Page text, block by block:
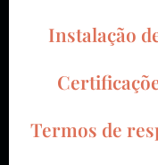
Instalação
Termos de